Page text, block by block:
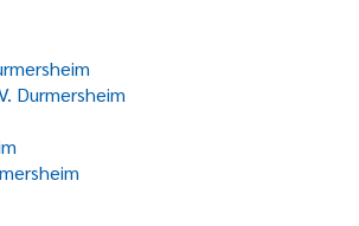
Durmersheim